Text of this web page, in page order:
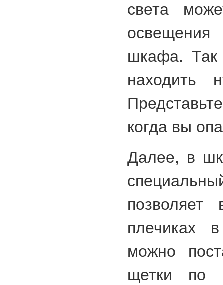
света
освещения
шкафа. Так
находить
когда вы
Далее, в
плечиках
можно
щетки по